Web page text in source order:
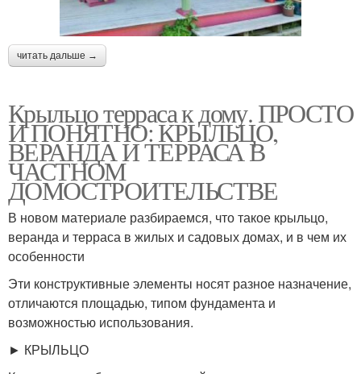
читать дальше →
Крыльцо терраса к дому. ПРОСТО
И ПОНЯТНО: КРЫЛЬЦО,
ВЕРАНДА И ТЕРРАСА В
ЧАСТНОМ
ДОМОСТРОИТЕЛЬСТВЕ
В новом материале разбираемся, что такое крыльцо,
веранда и терраса в жилых и садовых домах, и в чем их
особенности
Эти конструктивные элементы носят разное назначение,
отличаются площадью, типом фундамента и
возможностью использования.
► КРЫЛЬЦО